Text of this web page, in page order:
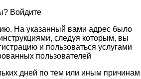
Войдите
На указанный вами адрес было
следуя которым, вы
и пользоваться услугами
пользователей
дней по тем или иным причинам